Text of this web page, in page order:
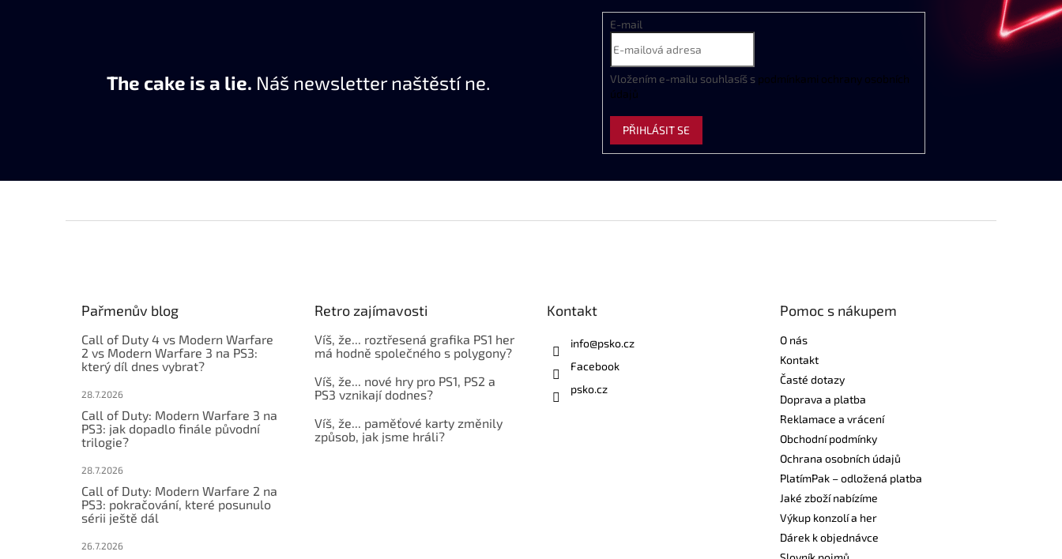
The cake is a lie. Náš newsletter naštěstí ne.
E-mail
Vložením e-mailu souhlasíš s podmínkami ochrany osobních
údajů
PŘIHLÁSIT SE
Pařmenův blog
Call of Duty 4 vs Modern Warfare
2 vs Modern Warfare 3 na PS3:
který díl dnes vybrat?
28.7.2026
Call of Duty: Modern Warfare 3 na
PS3: jak dopadlo finále původní
trilogie?
28.7.2026
Call of Duty: Modern Warfare 2 na
PS3: pokračování, které posunulo
sérii ještě dál
26.7.2026
Retro zajímavosti
Víš, že... roztřesená grafika PS1 her
má hodně společného s polygony?
Víš, že... nové hry pro PS1, PS2 a
PS3 vznikají dodnes?
Víš, že... paměťové karty změnily
způsob, jak jsme hráli?
Kontakt
info@psko.cz
Facebook
psko.cz
Pomoc s nákupem
O nás
Kontakt
Časté dotazy
Doprava a platba
Reklamace a vrácení
Obchodní podmínky
Ochrana osobních údajů
PlatímPak – odložená platba
Jaké zboží nabízíme
Výkup konzolí a her
Dárek k objednávce